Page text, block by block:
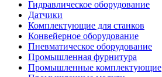
Гидравлическое оборудование
Датчики
Комплектующие для станков
Конвейерное оборудование
Пневматическое оборудование
Промышленная фурнитура
Промышленные комплектующие